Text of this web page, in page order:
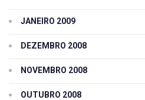
JANEIRO 2009
DEZEMBRO 2008
NOVEMBRO 2008
OUTUBRO 2008